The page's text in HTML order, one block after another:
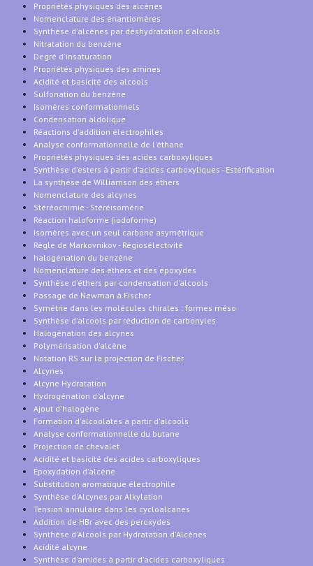
Propriétés physiques des alcènes
Nomenclature des énantiomères
Synthèse d'alcènes par déshydratation d'alcools
Nitratation du benzène
Degré d'insaturation
Propriétés physiques des amines
Acidité et basicité des alcools
Sulfonation du benzène
Isomères conformationnels
Condensation aldolique
Réactions d'addition électrophiles
Analyse conformationnelle de l'éthane
Propriétés physiques des acides carboxyliques
Synthèse d'esters à partir d'acides carboxyliques - Estérification
La synthèse de Williamson des éthers
Nomenclature des alcynes
Stéréochimie - Stéréisomérie
Réaction haloforme (iodoforme)
Isomères avec un seul carbone asymétrique
Règle de Markovnikov - Régiosélectivité
halogénation du benzène
Nomenclature des éthers et des époxydes
Synthèse d'éthers par condensation d'alcools
Passage de Newman à Fischer
Symétrie dans les molécules chirales : formes méso
Synthèse d'alcools par réduction de carbonyles
Halogénation des alcynes
Polymérisation d'alcène
Notation RS sur la projection de Fischer
Alcynes
Alcyne Hydratation
Hydrogénation d'alcyne
Ajout d'halogène
Formation d'alcoolates à partir d'alcools
Analyse conformationnelle du butane
Projection de chevalet
Acidité et basicité des acides carboxyliques
Époxydation d'alcène
Substitution aromatique électrophile
Synthèse d'Alcynes par Alkylation
Tension annulaire dans les cycloalcanes
Addition de HBr avec des peroxydes
Synthèse d'Alcools par Hydratation d'Alcènes
Acidité alcyne
Synthèse d'amides à partir d'acides carboxyliques